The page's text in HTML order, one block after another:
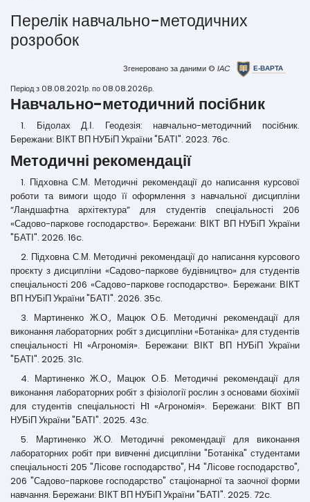
Перелік навчально-методичних
розробок
Згенеровано за даними © IАC
Період з 08.08.2021р. по 08.08.2026р.
Навчально-методичний посібник
1. Бідолах Д.І. Геодезія: навчально-методичний посібник.
Бережани: ВІКТ ВП НУБіП України "БАТІ". 2023. 76c.
Методичні рекомендації
1. Підховна С.М. Методичні рекомендації до написання курсової
роботи та вимоги щодо її оформлення з навчальної дисципліни
“Ландшафтна архітектура” для студентів спеціальності 206
«Садово-паркове господарство». Бережани: ВІКТ ВП НУБіП України
"БАТІ". 2026. 16c.
2. Підховна С.М. Методичні рекомендації до написання курсового
проєкту з дисципліни «Садово-паркове будівництво» для студентів
спеціальності 206 «Садово-паркове господарство». Бережани: ВІКТ
ВП НУБіП України "БАТІ". 2026. 35c.
3. Мартиненко Ж.О., Мацюк О.Б. Методичні рекомендації для
виконання лабораторних робіт з дисципліни «Ботаніка» для студентів
спеціальності Н1 «Агрономія». Бережани: ВІКТ ВП НУБіП України
"БАТІ". 2025. 31c.
4. Мартиненко Ж.О., Мацюк О.Б. Методичні рекомендації для
виконання лабораторних робіт з фізіології рослин з основами біохімії
для студентів спеціальності Н1 «Агрономія». Бережани: ВІКТ ВП
НУБіП України "БАТІ". 2025. 43c.
5. Мартиненко Ж.О. Методичні рекомендації для виконання
лабораторних робіт при вивченні дисципліни "Ботаніка" студентами
спеціальності 205 "Лісове господарство", Н4 "Лісове господарство",
206 "Садово-паркове господарство" стаціонарної та заочної форми
навчання. Бережани: ВІКТ ВП НУБіП України "БАТІ". 2025. 72c.